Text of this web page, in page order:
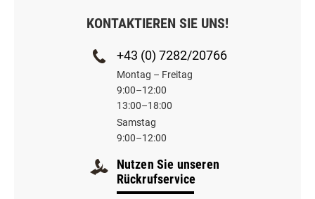
KONTAKTIEREN SIE UNS!
+43 (0) 7282/20766
Montag – Freitag
9:00–12:00
13:00–18:00
Samstag
9:00–12:00
Nutzen Sie unseren
Rückrufservice